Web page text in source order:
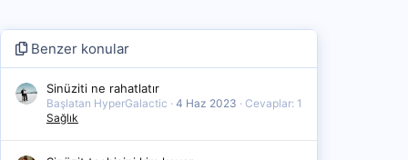
Benzer konular
Sinüziti ne rahatlatır
Başlatan HyperGalactic 4 Haz 2023
Cevaplar: 1
Sağlık